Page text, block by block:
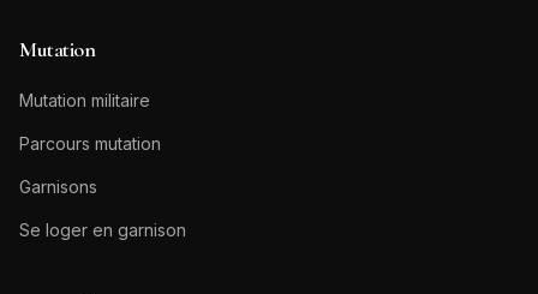
Mutation
Mutation militaire
Parcours mutation
Garnisons
Se loger en garnison